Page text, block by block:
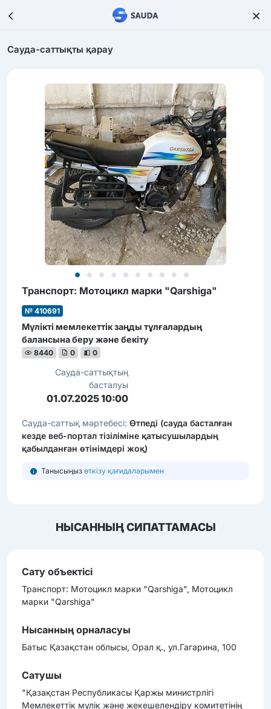
Сауда-саттықты қарау
Транcпорт: Мотоцикл марки "Qarshiga"
№ 410691
Мүлікті мемлекеттік заңды тұлғалардың
балансына беру және бекіту
8440 0 0
Сауда-саттықтың
басталуы
01.07.2025 10:00
Сауда-саттық мәртебесі: Өтпеді (сауда басталған
кезде веб-портал тізіліміне қатысушылардың
қабылданған өтінімдері жоқ)
Танысыңыз өткізу қағидаларымен
НЫСАННЫҢ СИПАТТАМАСЫ
Сату объектісі
Транcпорт: Мотоцикл марки "Qarshiga", Мотоцикл
марки "Qarshiga"
Нысанның орналасуы
Батыс Қазақстан облысы, Орал қ., ул.Гагарина, 100
Сатушы
"Қазақстан Республикасы Қаржы министрлігі
Мемлекеттік мүлік және жекешелендіру комитетінің